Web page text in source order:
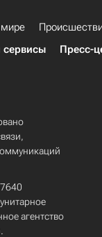
сервисы Пресс-
агентство